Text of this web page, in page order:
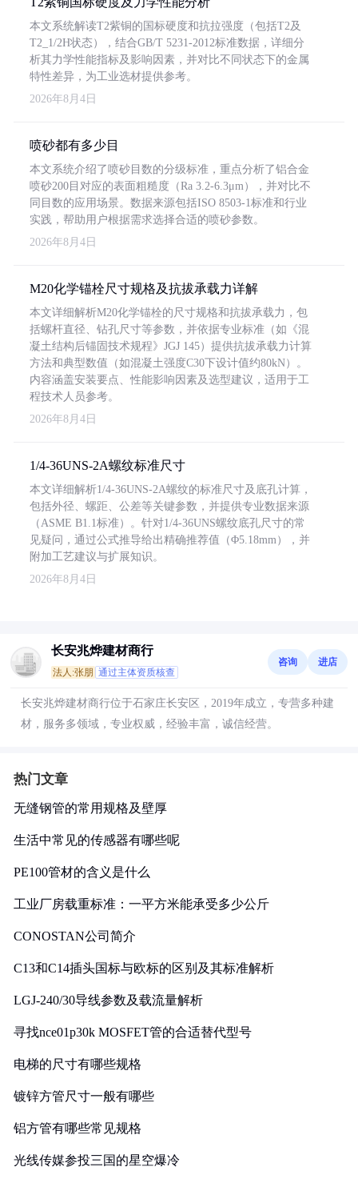
本文系统解读T2紫铜的国标硬度和抗拉强度（包括T2及
T2_1/2H状态），结合GB/T 5231-2012标准数据，详细分
析其力学性能指标及影响因素，并对比不同状态下的金属
特性差异，为工业选材提供参考。
2026年8月4日
喷砂都有多少目
本文系统介绍了喷砂目数的分级标准，重点分析了铝合金
喷砂200目对应的表面粗糙度（Ra 3.2-6.3μm），并对比不
同目数的应用场景。数据来源包括ISO 8503-1标准和行业
实践，帮助用户根据需求选择合适的喷砂参数。
2026年8月4日
M20化学锚栓尺寸规格及抗拔承载力详解
本文详细解析M20化学锚栓的尺寸规格和抗拔承载力，包
括螺杆直径、钻孔尺寸等参数，并依据专业标准（如《混
凝土结构后锚固技术规程》JGJ 145）提供抗拔承载力计算
方法和典型数值（如混凝土强度C30下设计值约80kN）。
内容涵盖安装要点、性能影响因素及选型建议，适用于工
程技术人员参考。
2026年8月4日
1/4-36UNS-2A螺纹标准尺寸
本文详细解析1/4-36UNS-2A螺纹的标准尺寸及底孔计算，
包括外径、螺距、公差等关键参数，并提供专业数据来源
（ASME B1.1标准）。针对1/4-36UNS螺纹底孔尺寸的常
见疑问，通过公式推导给出精确推荐值（Φ5.18mm），并
附加工艺建议与扩展知识。
2026年8月4日
长安兆烨建材商行
法人:张朋 通过主体资质核查
咨询 进店
长安兆烨建材商行位于石家庄长安区，2019年成立，专营多种建
材，服务多领域，专业权威，经验丰富，诚信经营。
热门文章
无缝钢管的常用规格及壁厚
生活中常见的传感器有哪些呢
PE100管材的含义是什么
工业厂房载重标准：一平方米能承受多少公斤
CONOSTAN公司简介
C13和C14插头国标与欧标的区别及其标准解析
LGJ-240/30导线参数及载流量解析
寻找nce01p30k MOSFET管的合适替代型号
电梯的尺寸有哪些规格
镀锌方管尺寸一般有哪些
铝方管有哪些常见规格
光线传媒参投三国的星空爆冷